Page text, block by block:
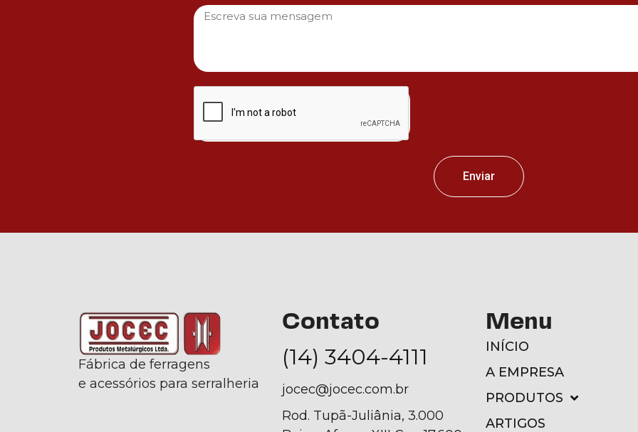
Enviar
Fábrica de ferragens
e acessórios para serralheria
Contato
(14) 3404-4111
jocec@jocec.com.br
Rod. Tupã-Juliânia, 3.000
Menu
INÍCIO
A EMPRESA
PRODUTOS
ARTIGOS